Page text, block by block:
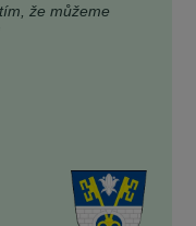
že můžeme